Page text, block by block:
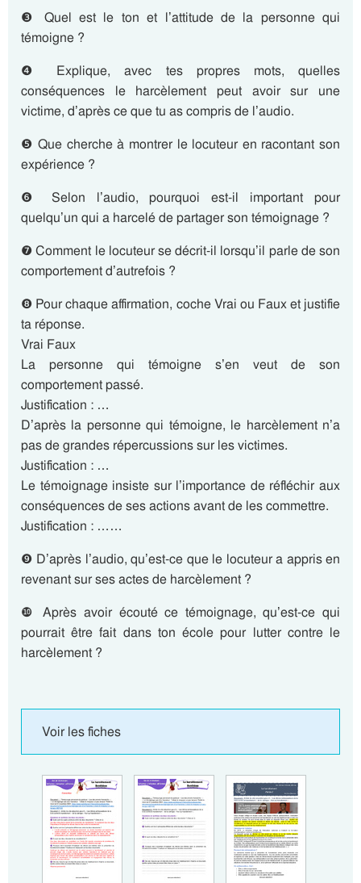
❸ Quel est le ton et l’attitude de la personne qui
témoigne ?
❹ Explique, avec tes propres mots, quelles
conséquences le harcèlement peut avoir sur une
victime, d’après ce que tu as compris de l’audio.
❺ Que cherche à montrer le locuteur en racontant son
expérience ?
❻ Selon l’audio, pourquoi est-il important pour
quelqu’un qui a harcelé de partager son témoignage ?
❼ Comment le locuteur se décrit-il lorsqu’il parle de son
comportement d’autrefois ?
❽ Pour chaque affirmation, coche Vrai ou Faux et justifie
ta réponse.
Vrai Faux
La personne qui témoigne s’en veut de son
comportement passé.
Justification : …
D’après la personne qui témoigne, le harcèlement n’a
pas de grandes répercussions sur les victimes.
Justification : …
Le témoignage insiste sur l’importance de réfléchir aux
conséquences de ses actions avant de les commettre.
Justification : ……
❾ D’après l’audio, qu’est-ce que le locuteur a appris en
revenant sur ses actes de harcèlement ?
❿ Après avoir écouté ce témoignage, qu’est-ce qui
pourrait être fait dans ton école pour lutter contre le
harcèlement ?
Voir les fiches